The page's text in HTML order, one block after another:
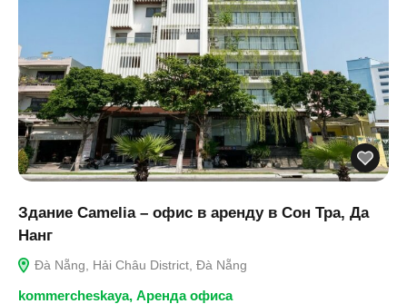
Здание Camelia – офис в аренду в Сон Тра, Да
Нанг
Đà Nẵng, Hải Châu District, Đà Nẵng
kommercheskaya, Аренда офиса